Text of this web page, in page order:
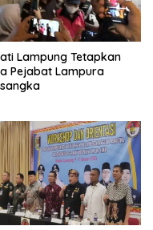
Lampung Tetapkan
Pejabat Lampura